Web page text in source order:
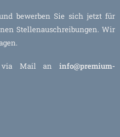
bewerben Sie sich jetzt für
Stellenauschreibungen. Wir
via Mail an info@premium-